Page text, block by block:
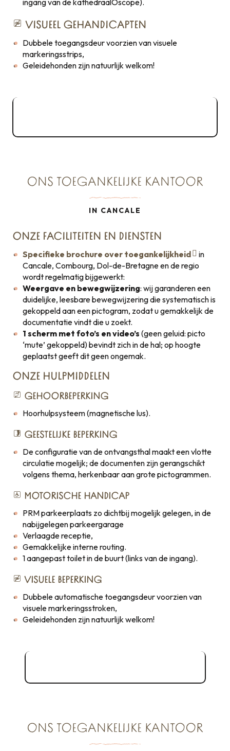
VISUEEL GEHANDICAPTEN
Dubbele toegangsdeur voorzien van visuele
markeringsstrips,
Geleidehonden zijn natuurlijk welkom!
ONS TOEGANKELIJKE KANTOOR
IN CANCALE
ONZE FACILITEITEN EN DIENSTEN
Specifieke brochure over toegankelijkheid
in
Cancale, Combourg, Dol-de-Bretagne en de regio
wordt regelmatig bijgewerkt:
Weergave en bewegwijzering: wij garanderen een
duidelijke, leesbare bewegwijzering die systematisch is
gekoppeld aan een pictogram, zodat u gemakkelijk de
documentatie vindt die u zoekt.
1 scherm met foto’s en video’s (geen geluid: picto
‘mute’ gekoppeld) bevindt zich in de hal; op hoogte
geplaatst geeft dit geen ongemak.
ONZE HULPMIDDELEN
GEHOORBEPERKING
Hoorhulpsysteem (magnetische lus).
GEESTELIJKE BEPERKING
De configuratie van de ontvangsthal maakt een vlotte
circulatie mogelijk; de documenten zijn gerangschikt
volgens thema, herkenbaar aan grote pictogrammen.
MOTORISCHE HANDICAP
PRM parkeerplaats zo dichtbij mogelijk gelegen, in de
nabijgelegen parkeergarage
Verlaagde receptie,
Gemakkelijke interne routing.
1 aangepast toilet in de buurt (links van de ingang).
VISUELE BEPERKING
Dubbele automatische toegangsdeur voorzien van
visuele markeringsstroken,
Geleidehonden zijn natuurlijk welkom!
ONS TOEGANKELIJKE KANTOOR